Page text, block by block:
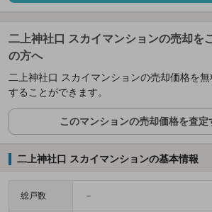
二上神社口 スカイマンションの売却を
の方へ
二上神社口 スカイマンションの売却価格を
することができます。
このマンションの売却価格を査定
二上神社口 スカイマンションの基本情報
総戸数 －